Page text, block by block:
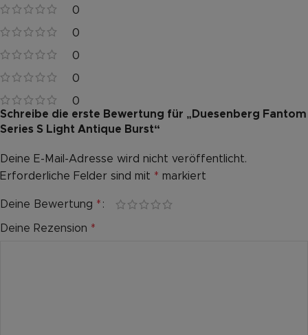
0
0
0
0
0
Schreibe die erste Bewertung für „Duesenberg Fantom
Series S Light Antique Burst“
Deine E-Mail-Adresse wird nicht veröffentlicht.
Erforderliche Felder sind mit * markiert
Deine Bewertung *
Deine Rezension *
Alternative: